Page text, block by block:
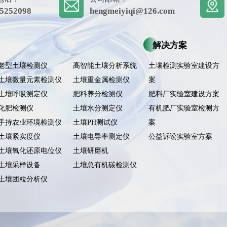
hengmeiyiqi@126.com
型土壤检测仪
高智能土壤分析系统
壤微量元素检测仪
土壤重金属检测仪
壤呼吸测定仪
肥料养分检测仪
肥检测仪
土壤水分测定仪
持农业环境检测仪
土壤PH测试仪
壤紧实度仪
土壤电导率测定仪
壤氧化还原电位仪
土壤研磨机
壤采样设备
土壤总有机碳检测仪
壤团粒分析仪
解决方案
土壤检测实验室建设方
案
肥料厂实验室建设方案
有机肥厂实验室检测方
案
公益诉讼实验室方案